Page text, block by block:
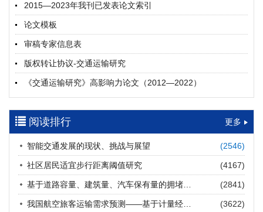
基于TimeXer模型的高速公路服务区充电负荷预测
孙偲赫, 宋国华, 朱子俊, 范鹏飞, 石莹
2026, 12(3): 151-162.
9931.2026.03.012
摘要 (23) HTML(23)
多层能源供给网络下高速公路系统韧性提升方法
郝泉霖, 兰富安, 赖波, 陈立栋, 宋志英, 郑帅
2026, 12(3): 163-175.https://doi.org/10.16503/j.cnki.2095-
9931.2026.03.013
摘要 (16) HTML(14)
道路建养运通用碳核算方法及应用
王元庆, 王皎, 刘圆圆, 于谦, 刘聂旸子, 杨诗雨
2026, 12(3): 176-189.https://doi.org/10.16503/j.cnki.2095-
9931.2026.03.014
摘要 (15) HTML(15)
2015—2023年我刊已发表论文索引
论文模板
审稿专家信息表
版权转让协议-交通运输研究
《交通运输研究》高影响力论文（2012—2022）
中英文摘要撰写规范及样例
阅读排行 更多
智能交通发展的现状、挑战与展望 (2546)
社区居民适宜步行距离阈值研究 (4167)
(2841)
(3622)